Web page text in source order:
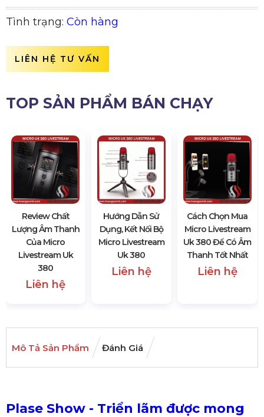
Tình trạng: Còn hàng
LIÊN HỆ TƯ VẤN
TOP SẢN PHẨM BÁN CHẠY
Review Chất
Lượng Âm Thanh
Của Micro
Livestream Uk
380
Liên hệ
Hướng Dẫn Sử
Dụng, Kết Nối Bộ
Micro Livestream
Uk 380
Liên hệ
Cách Chọn Mua
Micro Livestream
Uk 380 Để Có Âm
Thanh Tốt Nhất
Liên hệ
Mô Tả Sản Phẩm Đánh Giá
Plase Show - Triển lãm được mong